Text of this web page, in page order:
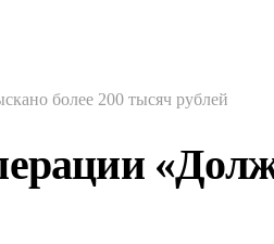
более 200 тысяч рублей